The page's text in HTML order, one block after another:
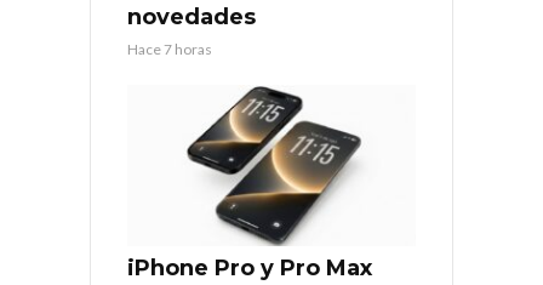
novedades
Hace 7 horas
iPhone Pro y Pro Max